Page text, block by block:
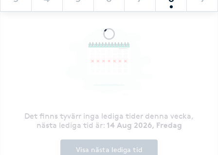
Det finns tyvärr inga lediga tider denna vecka,
nästa lediga tid är: 14 Aug 2026, Fredag
Visa nästa lediga tid